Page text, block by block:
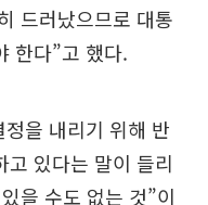
드러났으므로 대통
한다”고 했다.
을 내리기 위해 반
고 있다는 말이 들리
을 수도 없는 것”이